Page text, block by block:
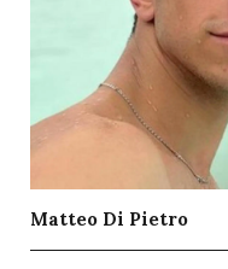
Matteo Di Pietro